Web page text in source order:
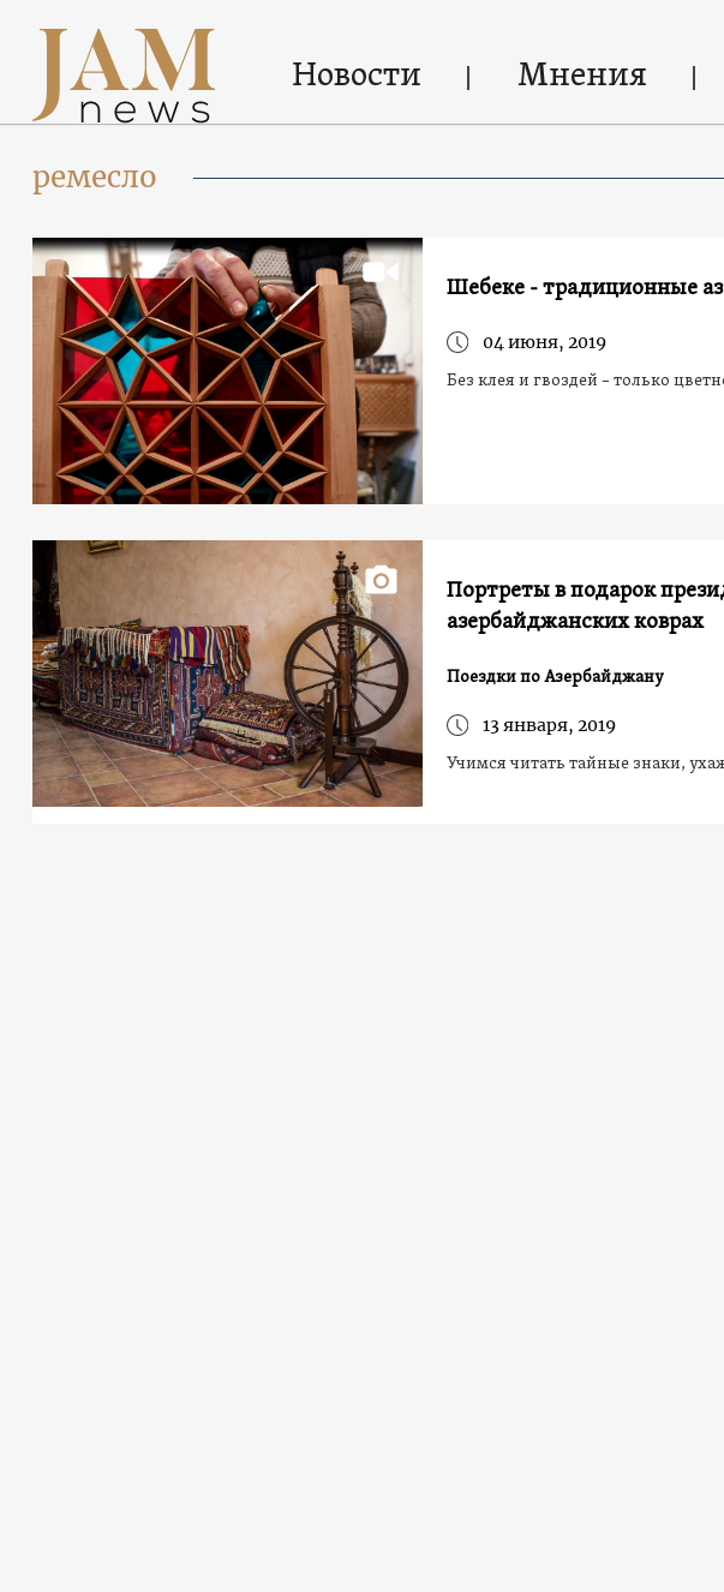
Новости Мнения
ремесло
Шебеке - традиционные
04 июня, 2019
Без клея и гвоздей – только
Портреты в подарок
азербайджанских коврах
Поездки по Азербайджану
13 января, 2019
Учимся читать тайные знаки,